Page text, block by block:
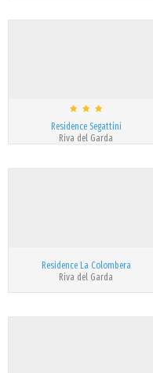
Residence Segattini
Riva del Garda
Residence La Colombera
Riva del Garda